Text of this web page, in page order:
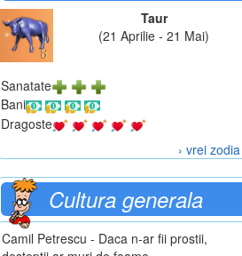
Taur
(21 Aprilie - 21 Mai)
Sanatate
Bani
Dragoste
› vrei
Cultura generala
Camil Petrescu - Daca n-ar fii prostii,